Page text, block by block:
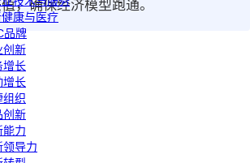
康与医疗
品牌
创新
增长
增长
组织
创新
能力
领导力
，确保经济模型跑通。